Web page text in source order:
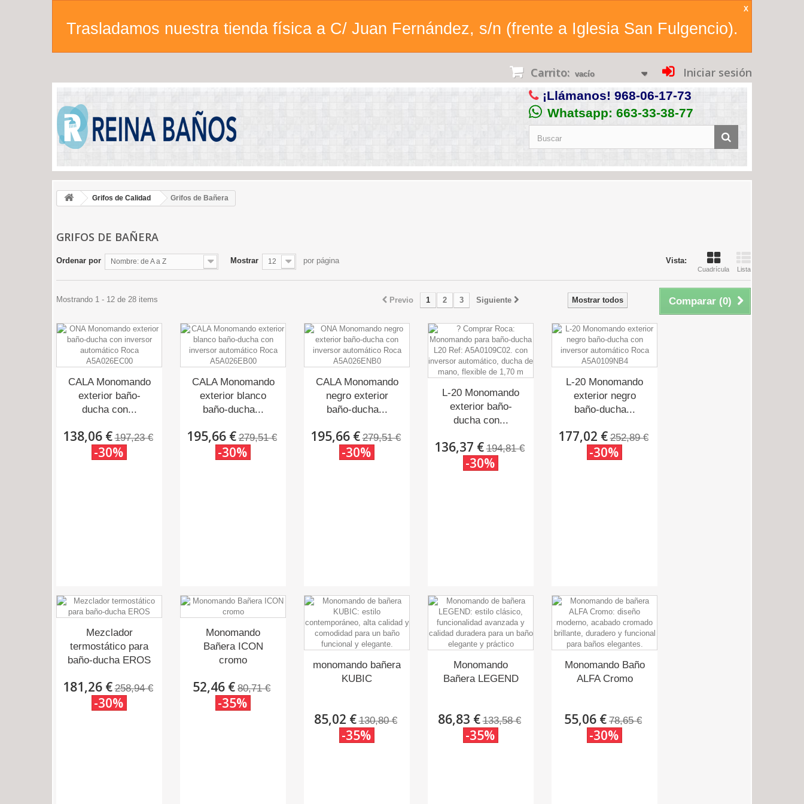
Trasladamos nuestra tienda física a C/ Juan Fernández, s/n (frente a Iglesia San Fulgencio).
X
Iniciar sesión
Carrito: vacío
¡Llámanos! 968-06-17-73
Whatsapp: 663-33-38-77
Grifos de Calidad Grifos de Bañera
GRIFOS DE BAÑERA
Vista:
Cuadrícula Lista
Ordenar por Nombre: de A a Z Mostrar 12 por página
Comparar (0)
Mostrar todos
Previo 1 2 3 Siguiente
Mostrando 1 - 12 de 28 items
CALA Monomando
exterior baño-
ducha con...
138,06 € 197,23 €
-30%
CALA Monomando
exterior blanco
baño-ducha...
195,66 € 279,51 €
-30%
CALA Monomando
negro exterior
baño-ducha...
195,66 € 279,51 €
-30%
L-20 Monomando
exterior baño-
ducha con...
136,37 € 194,81 €
-30%
L-20 Monomando
exterior negro
baño-ducha...
177,02 € 252,89 €
-30%
Mezclador
termostático para
baño-ducha EROS
181,26 € 258,94 €
-30%
Monomando
Bañera ICON
cromo
52,46 € 80,71 €
-35%
monomando bañera
KUBIC
85,02 € 130,80 €
-35%
Monomando
Bañera LEGEND
86,83 € 133,58 €
-35%
Monomando Baño
ALFA Cromo
55,06 € 78,65 €
-30%